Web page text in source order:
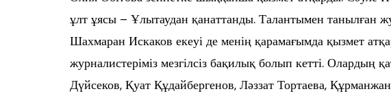
ұлт ұясы – Ұлытаудан қанаттанды. Талантымен танылған
Шахмаран Искаков екеуі де менің қарамағымда қызмет
журналистеріміз мезгілсіз бақилық болып кетті. Олардың
Дүйсеков, Қуат Құдайбергенов, Ләззат Тортаева,